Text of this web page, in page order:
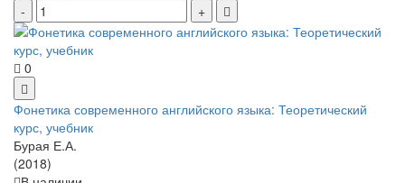
0
Фонетика современного английского языка: Теоретический
курс, учебник
Бурая Е.А.
(2018)